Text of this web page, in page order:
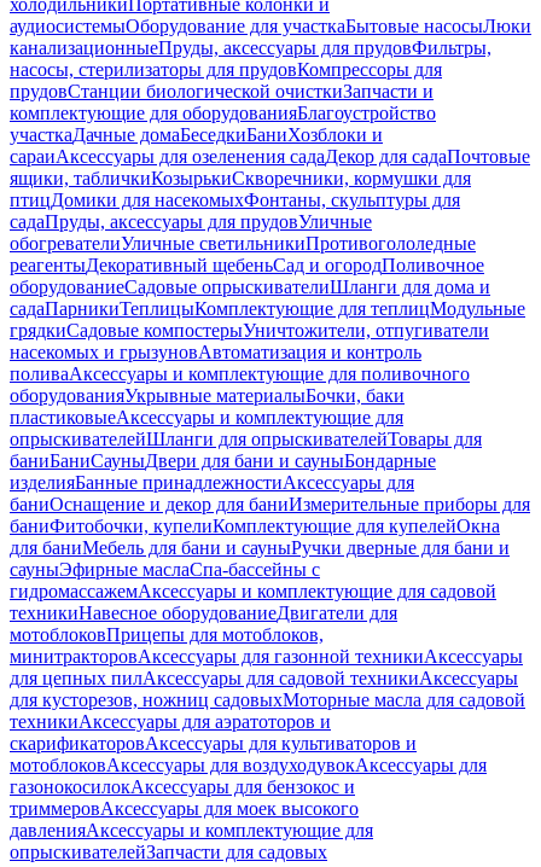
холодильникиПортативные колонки и
аудиосистемыОборудование для участкаБытовые насосыЛюки
канализационныеПруды, аксессуары для прудовФильтры,
насосы, стерилизаторы для прудовКомпрессоры для
прудовСтанции биологической очисткиЗапчасти и
комплектующие для оборудованияБлагоустройство
участкаДачные домаБеседкиБаниХозблоки и
сараиАксессуары для озеленения садаДекор для садаПочтовые
ящики, табличкиКозырькиСкворечники, кормушки для
птицДомики для насекомыхФонтаны, скульптуры для
садаПруды, аксессуары для прудовУличные
обогревателиУличные светильникиПротивогололедные
реагентыДекоративный щебеньСад и огородПоливочное
оборудованиеСадовые опрыскивателиШланги для дома и
садаПарникиТеплицыКомплектующие для теплицМодульные
грядкиСадовые компостерыУничтожители, отпугиватели
насекомых и грызуновАвтоматизация и контроль
поливаАксессуары и комплектующие для поливочного
оборудованияУкрывные материалыБочки, баки
пластиковыеАксессуары и комплектующие для
опрыскивателейШланги для опрыскивателейТовары для
баниБаниСауныДвери для бани и сауныБондарные
изделияБанные принадлежностиАксессуары для
баниОснащение и декор для баниИзмерительные приборы для
баниФитобочки, купелиКомплектующие для купелейОкна
для баниМебель для бани и сауныРучки дверные для бани и
сауныЭфирные маслаСпа-бассейны с
гидромассажемАксессуары и комплектующие для садовой
техникиНавесное оборудованиеДвигатели для
мотоблоковПрицепы для мотоблоков,
минитракторовАксессуары для газонной техникиАксессуары
для цепных пилАксессуары для садовой техникиАксессуары
для кусторезов, ножниц садовыхМоторные масла для садовой
техникиАксессуары для аэратоторов и
скарификаторовАксессуары для культиваторов и
мотоблоковАксессуары для воздуходувокАксессуары для
газонокосилокАксессуары для бензокос и
триммеровАксессуары для моек высокого
давленияАксессуары и комплектующие для
опрыскивателейЗапчасти для садовых